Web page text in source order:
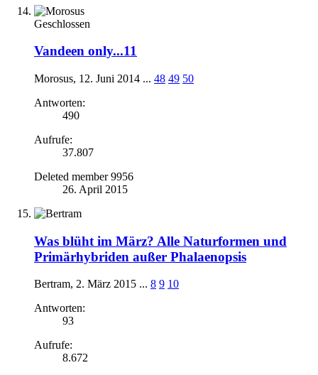
Geschlossen
Vandeen only...11
Morosus, 12. Juni 2014 ... 48 49 50
Antworten:
490
Aufrufe:
37.807
Deleted member 9956
26. April 2015
Was blüht im März? Alle Naturformen und
Primärhybriden außer Phalaenopsis
Bertram, 2. März 2015 ... 8 9 10
Antworten:
93
Aufrufe:
8.672